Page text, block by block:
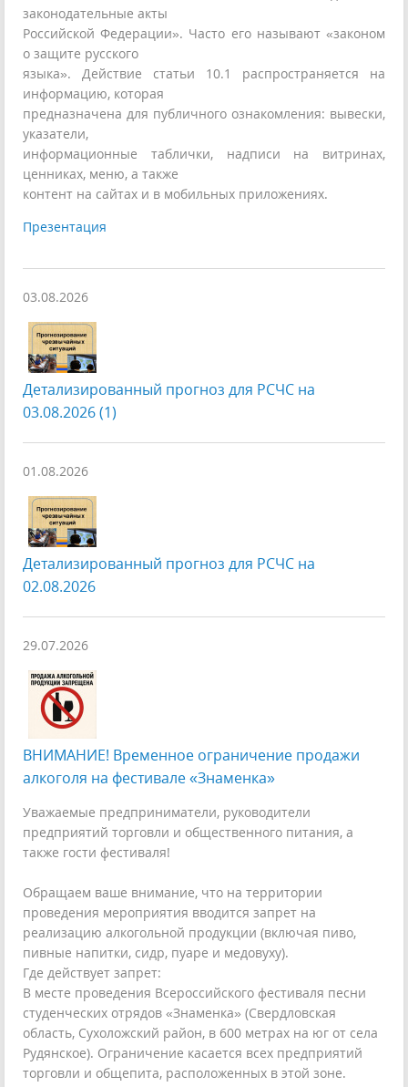
законодательные акты
Российской Федерации». Часто его называют «законом
о защите русского
языка». Действие статьи 10.1 распространяется на
информацию, которая
предназначена для публичного ознакомления: вывески,
указатели,
информационные таблички, надписи на витринах,
ценниках, меню, а также
контент на сайтах и в мобильных приложениях.
Презентация
03.08.2026
Детализированный прогноз для РСЧС на
03.08.2026 (1)
01.08.2026
Детализированный прогноз для РСЧС на
02.08.2026
29.07.2026
ВНИМАНИЕ! Временное ограничение продажи
алкоголя на фестивале «Знаменка»
Уважаемые предприниматели, руководители
предприятий торговли и общественного питания, а
также гости фестиваля!
Обращаем ваше внимание, что на территории
проведения мероприятия вводится запрет на
реализацию алкогольной продукции (включая пиво,
пивные напитки, сидр, пуаре и медовуху).
Где действует запрет:
В месте проведения Всероссийского фестиваля песни
студенческих отрядов «Знаменка» (Свердловская
область, Сухоложский район, в 600 метрах на юг от села
Рудянское). Ограничение касается всех предприятий
торговли и общепита, расположенных в этой зоне.